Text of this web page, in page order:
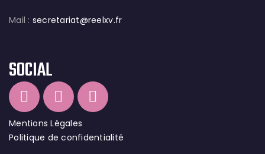
Mail : secretariat@reelxv.fr
SOCIAL
Mentions Légales
Politique de confidentialité